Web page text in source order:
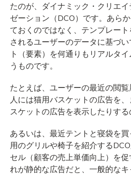
たのが、ダイナミック・クリエ
ゼーション（DCO）です。あら
ておくのではなく、テンプレー
されるユーザーのデータに基づ
ト（要素）を何通りもリアルタ
うものです。
たとえば、ユーザーの最近の閲
人には猫用バスケットの広告を
スケットの広告を表示したりする
あるいは、最近テントと寝袋を
用のグリルや椅子を紹介する
セル（顧客の売上単価向上）を
れが静的な広告だと、一般的な